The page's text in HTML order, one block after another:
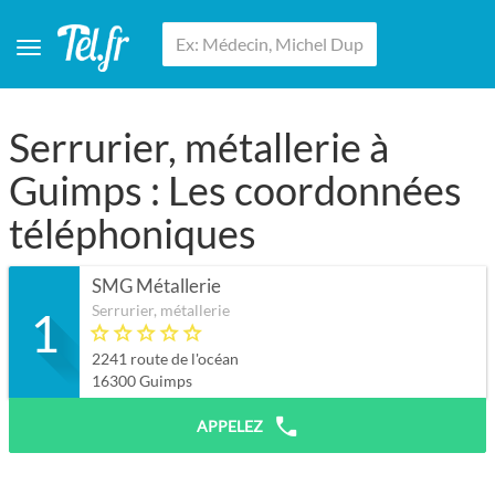
Serrurier, métallerie à
Guimps : Les coordonnées
téléphoniques
1
SMG Métallerie
Serrurier, métallerie
2241 route de l'océan
16300Guimps
APPELEZ